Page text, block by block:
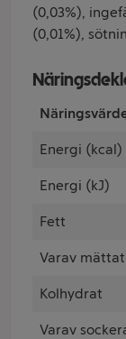
(0,03%),
(0,01%),
Energi (kcal)
Energi (kJ)
Fett
Varav
Kolhydrat
Varav